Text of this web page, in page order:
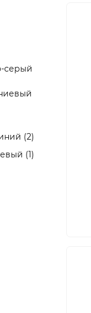
серый
(2)
(1)